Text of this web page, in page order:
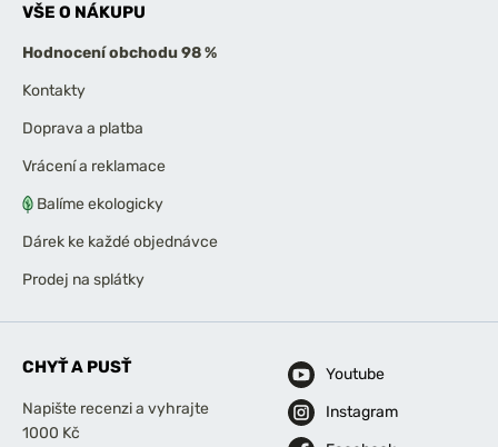
VŠE O NÁKUPU
Hodnocení obchodu 98 %
Kontakty
Doprava a platba
Vrácení a reklamace
Balíme ekologicky
Dárek ke každé objednávce
Prodej na splátky
CHYŤ A PUSŤ
Napište recenzi a vyhrajte
1000 Kč
Youtube
Instagram